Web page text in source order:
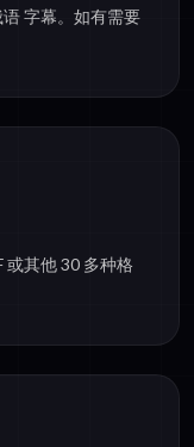
字幕。如有需要
或其他 30 多种格